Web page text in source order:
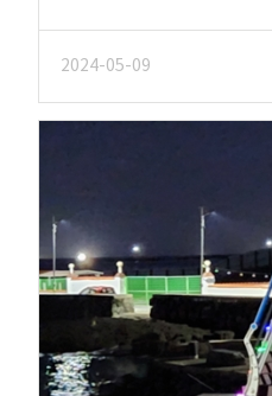
2024-05-09